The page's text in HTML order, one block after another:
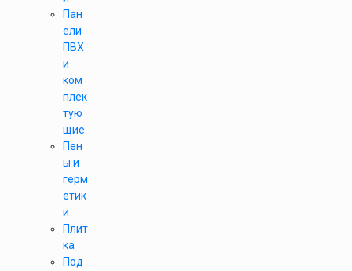
Пан
ели
ПВХ
и
ком
плек
тую
щие
Пен
ы и
герм
етик
и
Плит
ка
Под